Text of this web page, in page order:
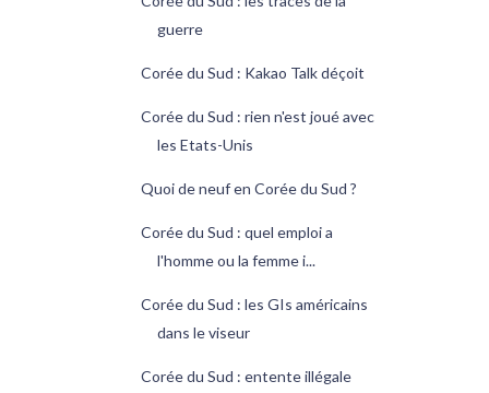
guerre
Corée du Sud : Kakao Talk déçoit
Corée du Sud : rien n'est joué avec
les Etats-Unis
Quoi de neuf en Corée du Sud ?
Corée du Sud : quel emploi a
l'homme ou la femme i...
Corée du Sud : les GIs américains
dans le viseur
Corée du Sud : entente illégale